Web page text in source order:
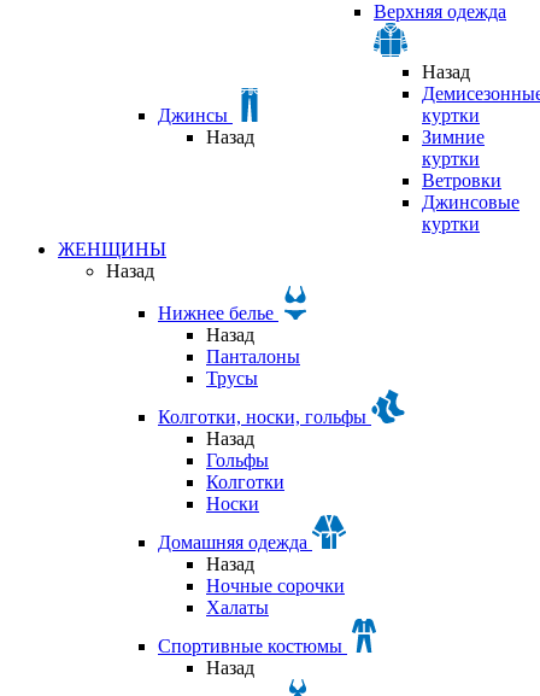
Джинсы
Назад
Верхняя одежда
Назад
куртки
Зимние
куртки
Ветровки
Джинсовые
куртки
ЖЕНЩИНЫ
Назад
Нижнее белье
Назад
Панталоны
Трусы
Колготки, носки, гольфы
Назад
Гольфы
Колготки
Носки
Домашняя одежда
Назад
Ночные сорочки
Халаты
Спортивные костюмы
Назад